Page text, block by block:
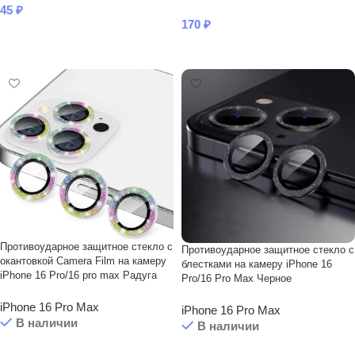
45 ₽
170 ₽
Противоударное защитное стекло с
окантовкой Camera Film на камеру
iPhone 16 Pro/16 pro max Радуга
iPhone 16 Pro Max
В наличии
Противоударное защитное стекло с
блестками на камеру iPhone 16
Pro/16 Pro Max Черное
iPhone 16 Pro Max
В наличии